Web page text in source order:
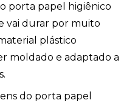
porta papel higiênico
vai durar por muito
plástico
moldado e adaptado a
do porta papel